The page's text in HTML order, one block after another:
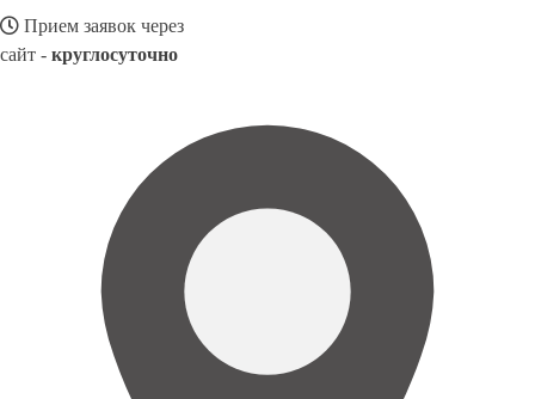
Прием заявок через
сайт - круглосуточно